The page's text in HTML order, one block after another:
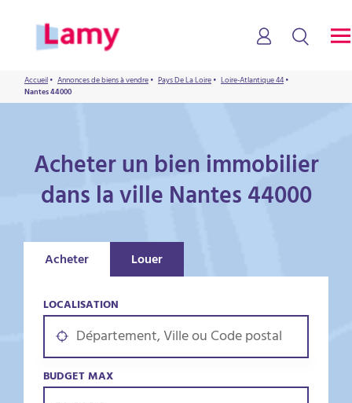
Accueil• Annonces de biens à vendre• Pays De La Loire• Loire-Atlantique 44•
Nantes 44000
Acheter un bien immobilier
dans la ville Nantes 44000
Acheter Louer
LOCALISATION
BUDGET MAX